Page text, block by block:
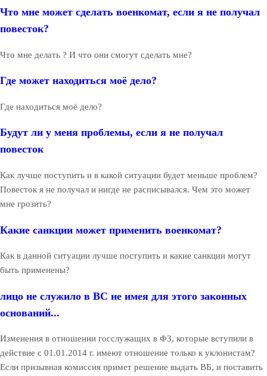
Что мне может сделать военкомат, если я не получал
повесток?
Что мне делать ? И что они смогут сделать мне?
Где может находиться моё дело?
Где находиться моё дело?
Будут ли у меня проблемы, если я не получал
повесток
Как лучше поступить и в какой ситуации будет меньше проблем?
Повесток я не получал и нигде не расписывался. Чем это может
мне грозить?
Какие санкции может применить военкомат?
Как в данной ситуации лучше поступить и какие санкции могут
быть применены?
лицо не служило в ВС не имея для этого законных
оснований...
Изменения в отношении госслужащих в ФЗ, которые вступили в
действие с 01.01.2014 г. имеют отношение только к уклонистам?
Если призывная комиссия примет решение выдать ВБ, и поставить